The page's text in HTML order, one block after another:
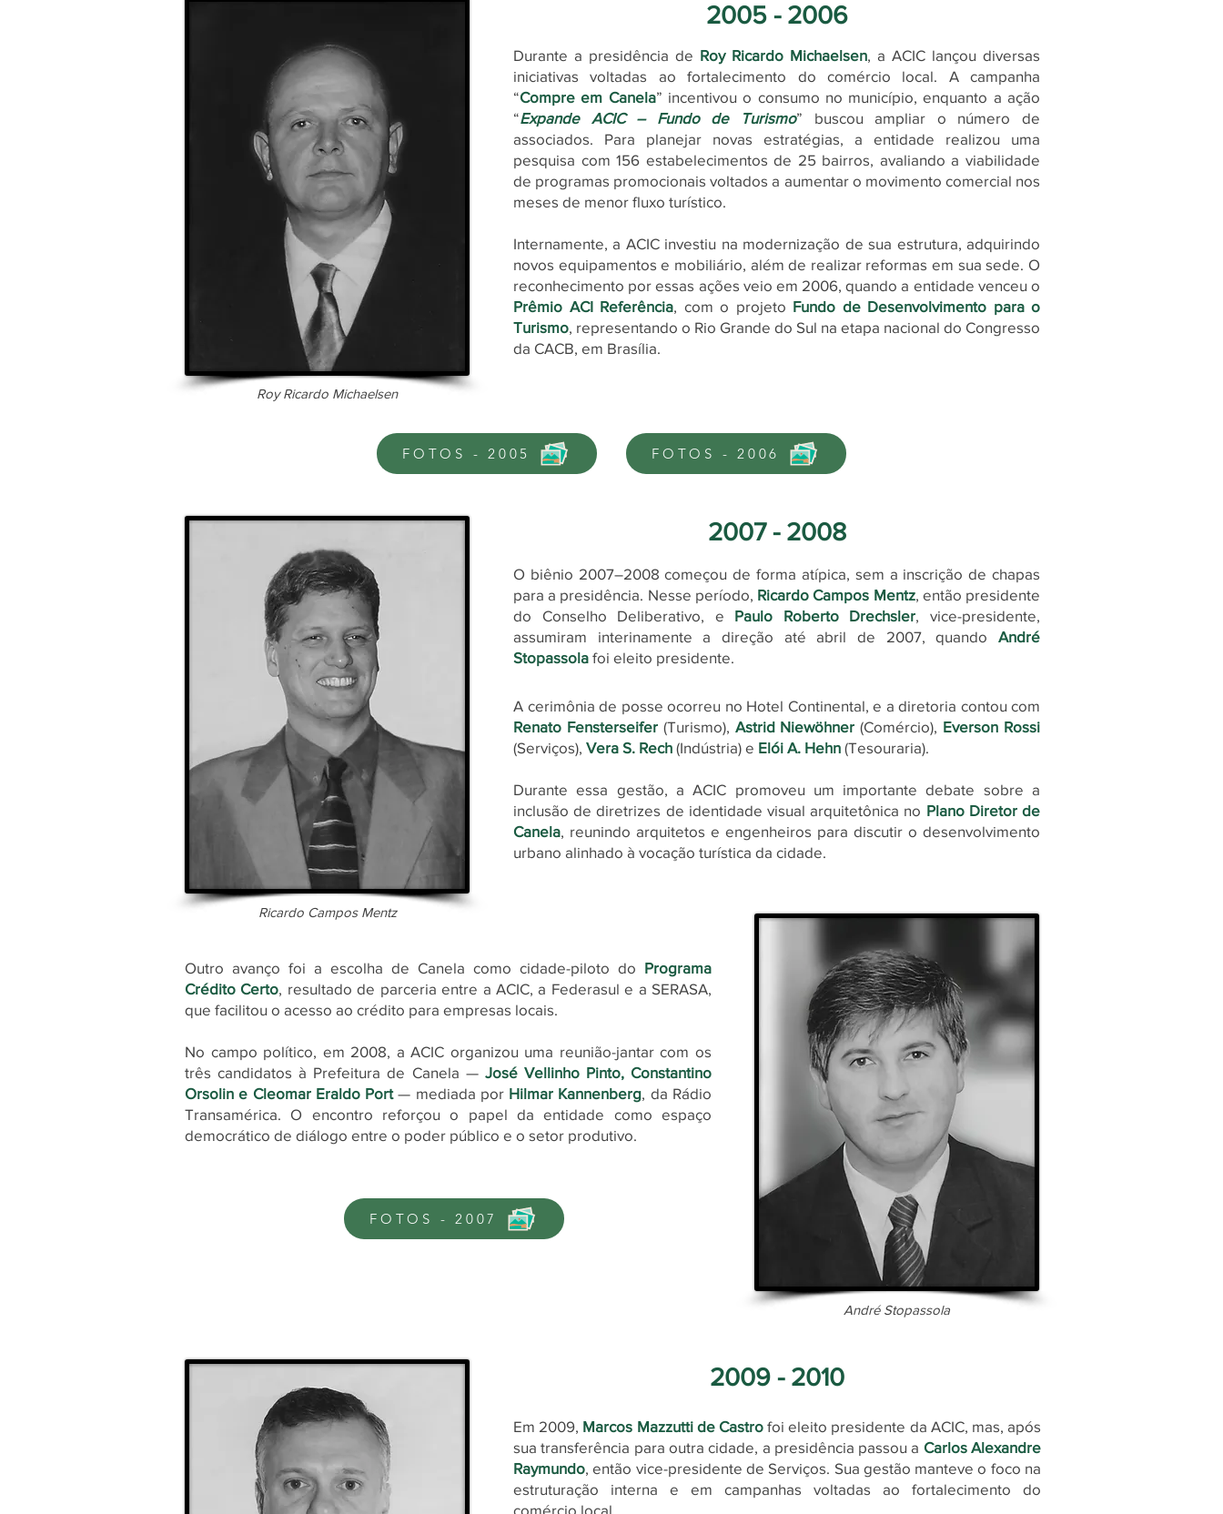
Roy Ricardo Michaelsen
2005 - 2006
Durante a presidência de Roy Ricardo Michaelsen, a ACIC lançou diversas
iniciativas voltadas ao fortalecimento do comércio local. A campanha
“Compre em Canela” incentivou o consumo no município, enquanto a ação
“Expande ACIC – Fundo de Turismo” buscou ampliar o número de
associados. Para planejar novas estratégias, a entidade realizou uma
pesquisa com 156 estabelecimentos de 25 bairros, avaliando a viabilidade
de programas promocionais voltados a aumentar o movimento comercial nos
meses de menor fluxo turístico.
Internamente, a ACIC investiu na modernização de sua estrutura, adquirindo
novos equipamentos e mobiliário, além de realizar reformas em sua sede. O
reconhecimento por essas ações veio em 2006, quando a entidade venceu o
Prêmio ACI Referência, com o projeto Fundo de Desenvolvimento para o
Turismo, representando o Rio Grande do Sul na etapa nacional do Congresso
da CACB, em Brasília.
FOTOS - 2005 FOTOS - 2006
Ricardo Campos Mentz
O biênio 2007–2008 começou de forma atípica, sem a inscrição de chapas
para a presidência. Nesse período, Ricardo Campos Mentz, então presidente
do Conselho Deliberativo, e Paulo Roberto Drechsler, vice-presidente,
assumiram interinamente a direção até abril de 2007, quando André
Stopassola foi eleito presidente.
Outro avanço foi a escolha de Canela como cidade-piloto do Programa
Crédito Certo, resultado de parceria entre a ACIC, a Federasul e a SERASA,
que facilitou o acesso ao crédito para empresas locais.
No campo político, em 2008, a ACIC organizou uma reunião-jantar com os
três candidatos à Prefeitura de Canela — José Vellinho Pinto, Constantino
Orsolin e Cleomar Eraldo Port— mediada por Hilmar Kannenberg, da Rádio
Transamérica. O encontro reforçou o papel da entidade como espaço
democrático de diálogo entre o poder público e o setor produtivo.
A cerimônia de posse ocorreu no Hotel Continental, e a diretoria contou com
Renato Fensterseifer(Turismo), Astrid Niewöhner (Comércio), Everson Rossi
(Serviços), Vera S. Rech (Indústria) e Elói A. Hehn (Tesouraria).
Durante essa gestão, a ACIC promoveu um importante debate sobre a
inclusão de diretrizes de identidade visual arquitetônica no Plano Diretor de
Canela, reunindo arquitetos e engenheiros para discutir o desenvolvimento
urbano alinhado à vocação turística da cidade.
André Stopassola
2007 - 2008
FOTOS - 2007
Em 2009, Marcos Mazzutti de Castrofoi eleito presidente da ACIC, mas, após
sua transferência para outra cidade, a presidência passou a Carlos Alexandre
Raymundo, então vice-presidente de Serviços. Sua gestão manteve o foco na
estruturação interna e em campanhas voltadas ao fortalecimento do
comércio local.
2009 - 2010